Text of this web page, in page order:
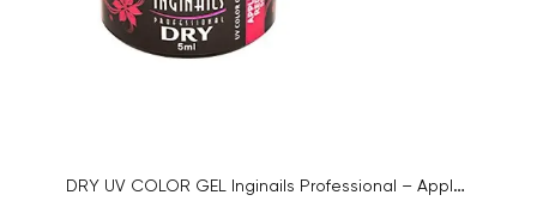
DRY UV COLOR GEL Inginails Professional – Apple Red 59, 5ml